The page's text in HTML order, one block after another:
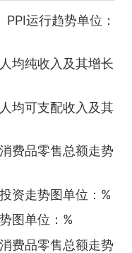
运行趋势单位：
均纯收入及其增长
均可支配收入及其
费品零售总额走势
资走势图单位：%
图单位：%
费品零售总额走势